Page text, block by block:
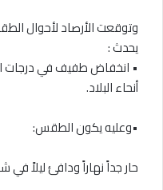
يحدث :
• انخفاض طفيف في درجات
أنحاء البلاد.
•وعليه يكون الطقس:
حار جداً نهاراً ودافئ ليلاً